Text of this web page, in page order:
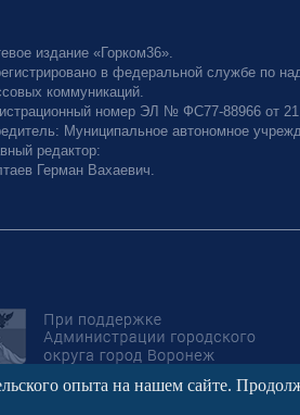
издание «Горком36».
в федеральной службе по
коммуникаций.
номер ЭЛ № ФС77-88966 от 21
Муниципальное автономное
редактор:
Герман Вахаевич.
опыта на нашем сайте.